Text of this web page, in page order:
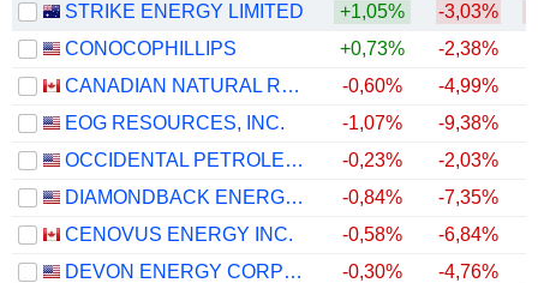
STRIKE ENERGY LIMITED
+1,05% -3,03%
CONOCOPHILLIPS
+0,73% -2,38%
CANADIAN NATURAL RESOURCES LIMITED
-0,60% -4,99%
EOG RESOURCES, INC.
-1,07% -9,38%
OCCIDENTAL PETROLEUM CORPORATION
-0,23% -2,03%
DIAMONDBACK ENERGY, INC.
-0,84% -7,35%
CENOVUS ENERGY INC.
-0,58% -6,84%
DEVON ENERGY CORPORATION
-0,30% -4,76%